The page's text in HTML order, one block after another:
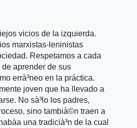
vicios de la izquierda.
marxistas-leninistas
Respetamos a cada
aprender de sus
errà³neo en la práctica.
joven que ha llevado a
No sà³lo los padres,
sino tambià©n traen a
una tradicià³n de la cual